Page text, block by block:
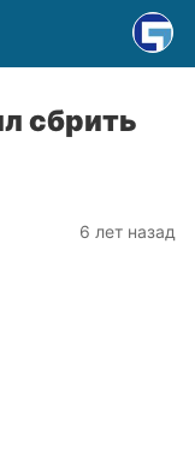
сбрить
6 лет назад